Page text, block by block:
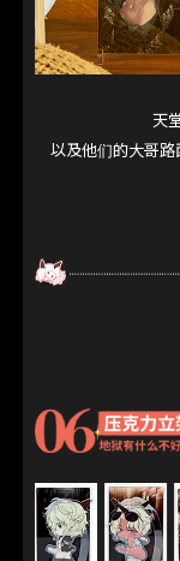
天
以及他们的大哥